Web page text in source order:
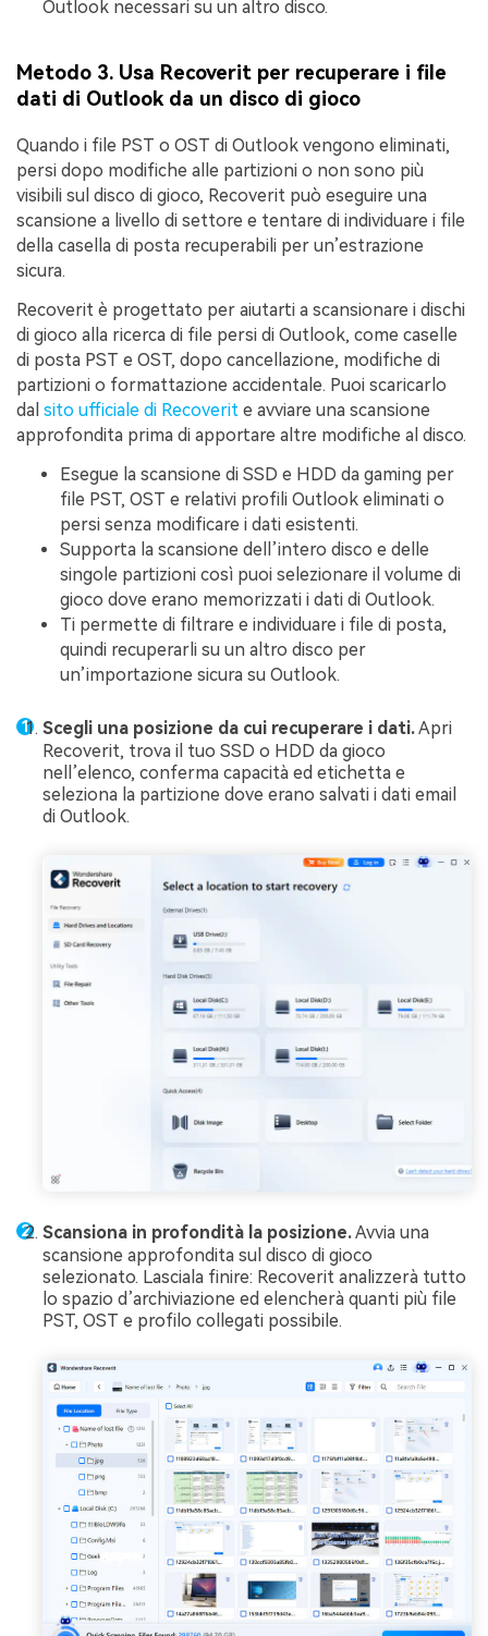
Outlook necessari su un altro disco.
Metodo 3. Usa Recoverit per recuperare i file
dati di Outlook da un disco di gioco
Quando i file PST o OST di Outlook vengono eliminati,
persi dopo modifiche alle partizioni o non sono più
visibili sul disco di gioco, Recoverit può eseguire una
scansione a livello di settore e tentare di individuare i file
della casella di posta recuperabili per un’estrazione
sicura.
Recoverit è progettato per aiutarti a scansionare i dischi
di gioco alla ricerca di file persi di Outlook, come caselle
di posta PST e OST, dopo cancellazione, modifiche di
partizioni o formattazione accidentale. Puoi scaricarlo
dal sito ufficiale di Recoverit e avviare una scansione
approfondita prima di apportare altre modifiche al disco.
Esegue la scansione di SSD e HDD da gaming per
file PST, OST e relativi profili Outlook eliminati o
persi senza modificare i dati esistenti.
Supporta la scansione dell’intero disco e delle
singole partizioni così puoi selezionare il volume di
gioco dove erano memorizzati i dati di Outlook.
Ti permette di filtrare e individuare i file di posta,
quindi recuperarli su un altro disco per
un’importazione sicura su Outlook.
Scegli una posizione da cui recuperare i dati.Apri
Recoverit, trova il tuo SSD o HDD da gioco
nell’elenco, conferma capacità ed etichetta e
seleziona la partizione dove erano salvati i dati email
di Outlook.
Scansiona in profondità la posizione.Avvia una
scansione approfondita sul disco di gioco
selezionato. Lasciala finire: Recoverit analizzerà tutto
lo spazio d’archiviazione ed elencherà quanti più file
PST, OST e profilo collegati possibile.